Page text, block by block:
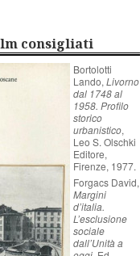
consigliati
Bortolotti
Lando,Livorno
dal 1748 al
1958. Profilo
storico
urbanistico,
Leo S. Olschki
Editore,
Firenze, 1977.
Forgacs David,
Margini
d’italia.
L’esclusione
sociale
dall’Unità a